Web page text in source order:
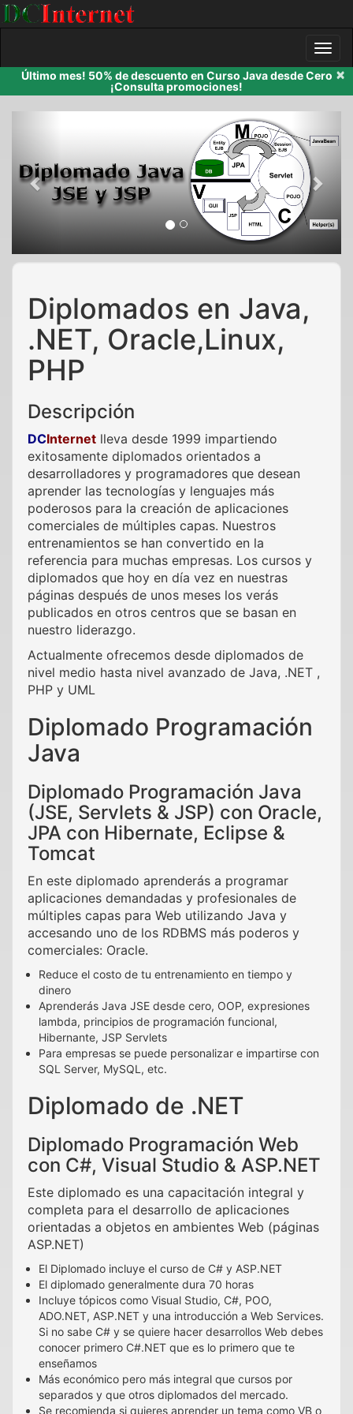
×
Último mes! 50% de descuento en Curso Java desde Cero
¡Consulta promociones!
Diplomados en Java,
.NET, Oracle,Linux,
PHP
Descripción
DCInternet lleva desde 1999 impartiendo
exitosamente diplomados orientados a
desarrolladores y programadores que desean
aprender las tecnologías y lenguajes más
poderosos para la creación de aplicaciones
comerciales de múltiples capas. Nuestros
entrenamientos se han convertido en la
referencia para muchas empresas. Los cursos y
diplomados que hoy en día vez en nuestras
páginas después de unos meses los verás
publicados en otros centros que se basan en
nuestro liderazgo.
Actualmente ofrecemos desde diplomados de
nivel medio hasta nivel avanzado de Java, .NET ,
PHP y UML
Diplomado Programación
Java
Diplomado Programación Java
(JSE, Servlets & JSP) con Oracle,
JPA con Hibernate, Eclipse &
Tomcat
En este diplomado aprenderás a programar
aplicaciones demandadas y profesionales de
múltiples capas para Web utilizando Java y
accesando uno de los RDBMS más poderos y
comerciales: Oracle.
Reduce el costo de tu entrenamiento en tiempo y
dinero
Aprenderás Java JSE desde cero, OOP, expresiones
lambda, principios de programación funcional,
Hibernante, JSP Servlets
Para empresas se puede personalizar e impartirse con
SQL Server, MySQL, etc.
Diplomado de .NET
Diplomado Programación Web
con C#, Visual Studio & ASP.NET
Este diplomado es una capacitación integral y
completa para el desarrollo de aplicaciones
orientadas a objetos en ambientes Web (páginas
ASP.NET)
El Diplomado incluye el curso de C# y ASP.NET
El diplomado generalmente dura 70 horas
Incluye tópicos como Visual Studio, C#, POO,
ADO.NET, ASP.NET y una introducción a Web Services.
Si no sabe C# y se quiere hacer desarrollos Web debes
conocer primero C#.NET que es lo primero que te
enseñamos
Más económico pero más integral que cursos por
separados y que otros diplomados del mercado.
Se recomienda si quieres aprender un tema como VB o